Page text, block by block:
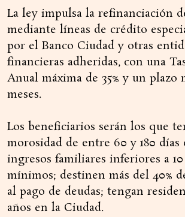
La ley impulsa la refinanciación
mediante líneas de crédito
por el Banco Ciudad y otras
financieras adheridas, con una
Anual máxima de 35% y un plazo
meses.
Los beneficiarios serán los que
morosidad de entre 60 y 180 días
ingresos familiares inferiores a
mínimos; destinen más del 40%
al pago de deudas; tengan
años en la Ciudad.